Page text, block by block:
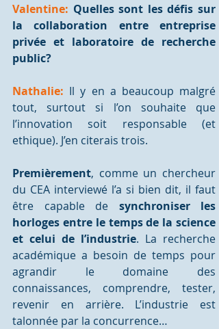
Valentine: Quelles sont les défis sur
la collaboration entre entreprise
privée et laboratoire de recherche
public?
Nathalie: Il y en a beaucoup malgré
tout, surtout si l’on souhaite que
l’innovation soit responsable (et
ethique). J’en citerais trois.
Premièrement, comme un chercheur
du CEA interviewé l’a si bien dit, il faut
être capable de synchroniser les
horloges entre le temps de la science
et celui de l’industrie. La recherche
académique a besoin de temps pour
agrandir le domaine des
connaissances, comprendre, tester,
revenir en arrière. L’industrie est
talonnée par la concurrence…